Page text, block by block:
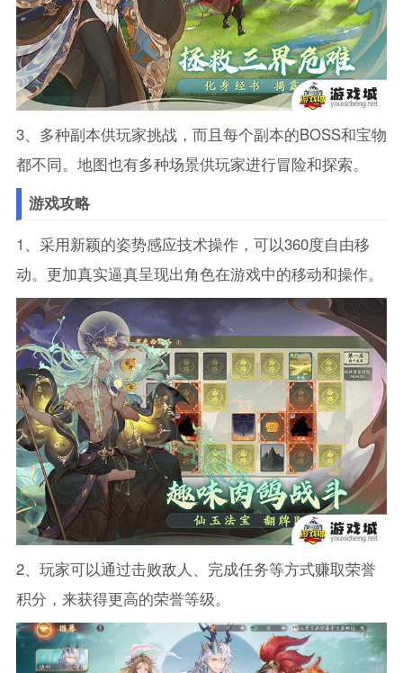
3、多种副本供玩家挑战，而且每个副本的BOSS和宝物
都不同。地图也有多种场景供玩家进行冒险和探索。
游戏攻略
1、采用新颖的姿势感应技术操作，可以360度自由移
动。更加真实逼真呈现出角色在游戏中的移动和操作。
2、玩家可以通过击败敌人、完成任务等方式赚取荣誉
积分，来获得更高的荣誉等级。